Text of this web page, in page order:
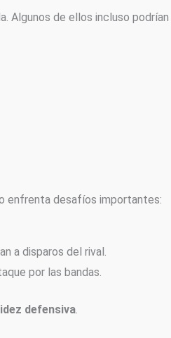
Algunos de ellos incluso podrían
enfrenta desafíos importantes:
a disparos del rival.
por las bandas.
defensiva.